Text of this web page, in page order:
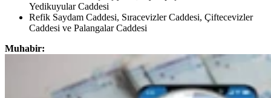
Yedikuyular Caddesi
Refik Saydam Caddesi, Sıracevizler Caddesi, Çiftecevizler
Caddesi ve Palangalar Caddesi
Muhabir: